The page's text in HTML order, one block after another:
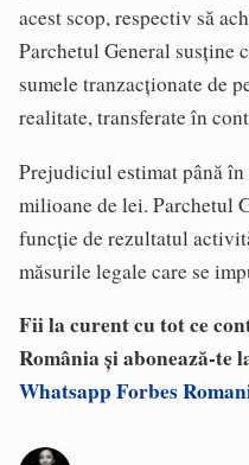
acest scop, respectiv să
Parchetul General susține
sumele tranzacționate de
realitate, transferate în
Prejudiciul estimat până
milioane de lei. Parchetul
funcție de rezultatul
măsurile legale care se
Fii la curent cu tot ce
România și abonează-te
Whatsapp Forbes